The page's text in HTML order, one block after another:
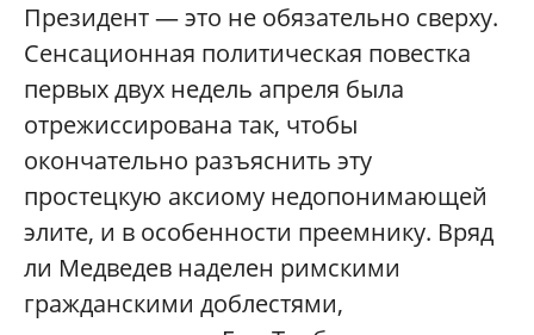
Президент — это не обязательно сверху.
Сенсационная политическая повестка
первых двух недель апреля была
отрежиссирована так, чтобы
окончательно разъяснить эту
простецкую аксиому недопонимающей
элите, и в особенности преемнику. Вряд
ли Медведев наделен римскими
гражданскими доблестями,